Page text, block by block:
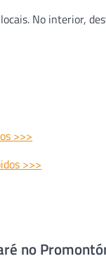
No interior,
>>>
>>>
no